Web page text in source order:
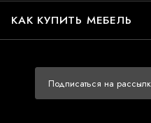
КАК КУПИТЬ МЕБЕЛЬ
Подписаться на